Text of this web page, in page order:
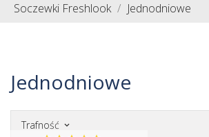
Soczewki Freshlook
Jednodniowe
Jednodniowe
Trafność keyboard_arrow_down